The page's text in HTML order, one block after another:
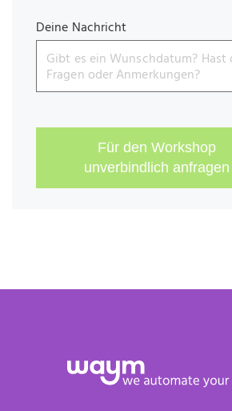
Deine Nachricht
Für den Workshop
unverbindlich anfragen